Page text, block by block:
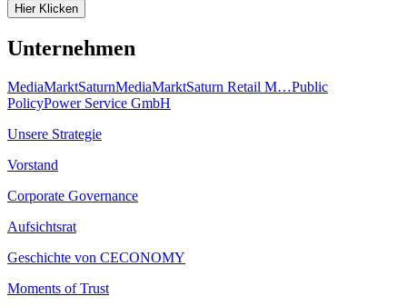
Hier Klicken
Unternehmen
MediaMarktSaturnMediaMarktSaturn Retail M…Public
PolicyPower Service GmbH
Unsere Strategie
Vorstand
Corporate Governance
Aufsichtsrat
Geschichte von CECONOMY
Moments of Trust